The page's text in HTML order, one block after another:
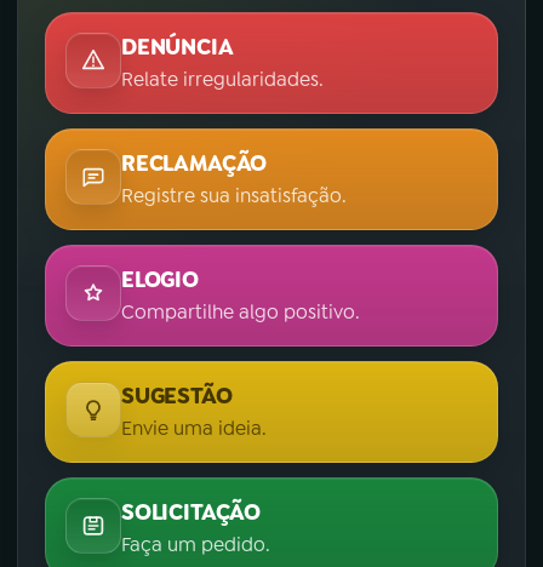
DENÚNCIA
Relate irregularidades.
RECLAMAÇÃO
Registre sua insatisfação.
ELOGIO
Compartilhe algo positivo.
SUGESTÃO
Envie uma ideia.
SOLICITAÇÃO
Faça um pedido.